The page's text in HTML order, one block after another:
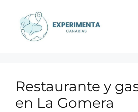
Restaurante y
en La Gomera